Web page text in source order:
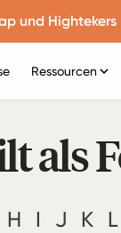
und
Ressourcen
als
H I J K L